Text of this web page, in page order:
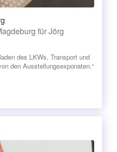
für Jörg
des LKWs, Transport und
den Ausstellungsexponaten.“